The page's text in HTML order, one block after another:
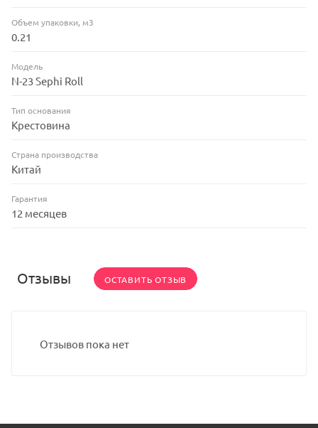
Объем упаковки, м3
0.21
Модель
N-23 Sephi Roll
Тип основания
Крестовина
Страна производства
Китай
Гарантия
12 месяцев
Отзывы ОСТАВИТЬ ОТЗЫВ
Отзывов пока нет